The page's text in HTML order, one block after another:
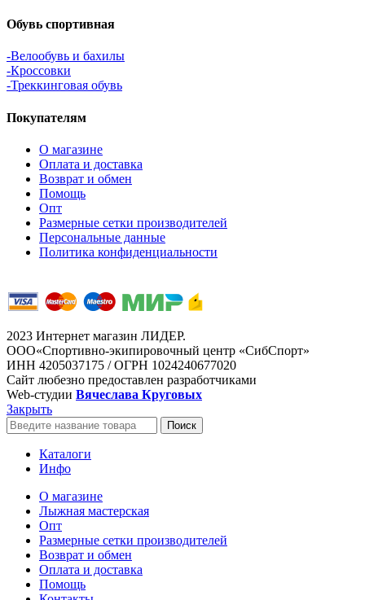
Обувь спортивная
-Велообувь и бахилы
-Кроссовки
-Треккинговая обувь
Покупателям
О магазине
Оплата и доставка
Возврат и обмен
Помощь
Опт
Размерные сетки производителей
Персональные данные
Политика конфиденциальности
2023 Интернет магазин ЛИДЕР.
ООО«Спортивно-экипировочный центр «СибСпорт»
ИНН 4205037175 / ОГРН 1024240677020
Сайт любезно предоставлен разработчиками
Web-студии Вячеслава Круговых
Закрыть
Поиск
Каталоги
Инфо
О магазине
Лыжная мастерская
Опт
Размерные сетки производителей
Возврат и обмен
Оплата и доставка
Помощь